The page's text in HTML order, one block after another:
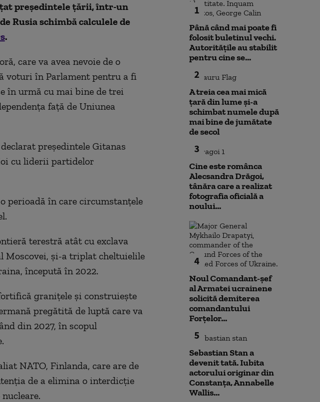
președintele țării, într-un
Rusia schimbă calculele de
.
care va avea nevoie de o
voturi în Parlament pentru a fi
în urmă cu mai bine de trei
față de Uniunea
președintele Gitanas
cu liderii partidelor
perioadă în care circumstanțele
terestră atât cu exclava
Moscovei, și-a triplat cheltuielile
începută în 2022.
granițele și construiește
pregătită de luptă care va
din 2027, în scopul
NATO, Finlanda, care are de
de a elimina o interdicție
1
Până când mai poate fi
folosit buletinul vechi.
Autoritățile au stabilit
pentru cine se...
2
A treia cea mai mică
țară din lume și-a
schimbat numele după
mai bine de jumătate
de secol
3
Cine este românca
Alecsandra Drăgoi,
tânăra care a realizat
fotografia oficială a
noului...
4
Noul Comandant-șef
al Armatei ucrainene
solicită demiterea
comandantului
Forțelor...
5
Sebastian Stan a
devenit tată. Iubita
actorului originar din
Constanța, Annabelle
Wallis...